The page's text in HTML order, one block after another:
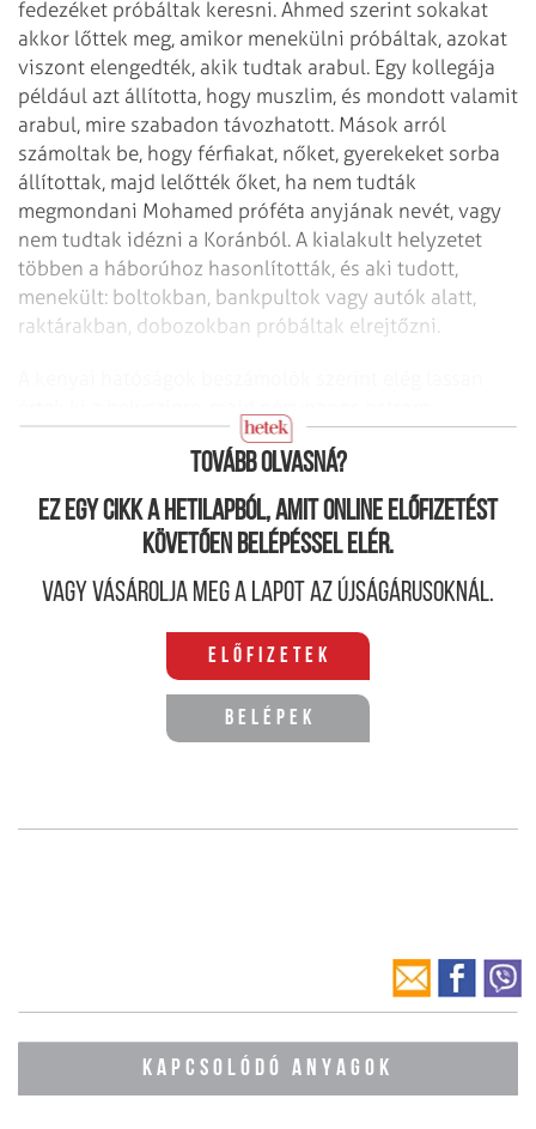
fedezéket próbáltak keresni. Ahmed szerint sokakat
akkor lőttek meg, amikor menekülni próbáltak, azokat
viszont elengedték, akik tudtak arabul. Egy kollegája
például azt állította, hogy muszlim, és mondott valamit
arabul, mire szabadon távozhatott. Mások arról
számoltak be, hogy férfiakat, nőket, gyerekeket sorba
állítottak, majd lelőtték őket, ha nem tudták
megmondani Mohamed próféta anyjának nevét, vagy
nem tudtak idézni a Koránból. A kialakult helyzetet
többen a háborúhoz hasonlították, és aki tudott,
menekült: boltokban, bankpultok vagy autók alatt,
raktárakban, dobozokban próbáltak elrejtőzni.
Tovább olvasná?
Ez egy cikk a hetilapból, amit online előfizetést
követően belépéssel elér.
Vagy vásárolja meg a lapot az újságárusoknál.
Előfizetek
Belépek
KAPCSOLÓDÓ ANYAGOK